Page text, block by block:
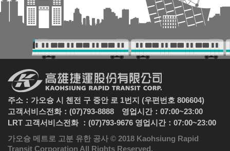
주소：가오슝 시 첸전 구 중안 로 1번지 (우편번호 806604)
고객서비스전화：(07)793-8888 영업시간：07:00~23:00
LRT 고객서비스전화 ：(07)793-9676 영업시간：07:00~23:00
가오슝 메트로 고분 유한 공사 © 2018 Kaohsiung Rapid
Transit Corporation All Rights Reserved.